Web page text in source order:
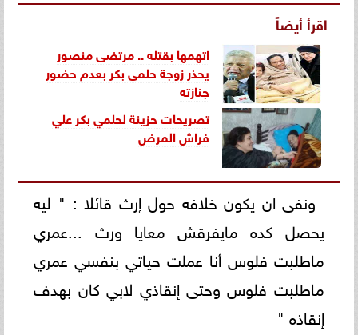
اقرأ أيضاً
اتهمها بقتله .. مرتضى منصور
يحذر زوجة حلمى بكر بعدم حضور
جنازته
تصريحات حزينة لحلمي بكر علي
فراش المرض
‏ونفى ان يكون خلافه حول إرث قائلا : " ليه
يحصل كده مايفرقش معايا ورث ...عمري
ماطلبت فلوس أنا عملت حياتي بنفسي عمري
ماطلبت فلوس وحتى إنقاذي لابي كان بهدف
إنقاذه "